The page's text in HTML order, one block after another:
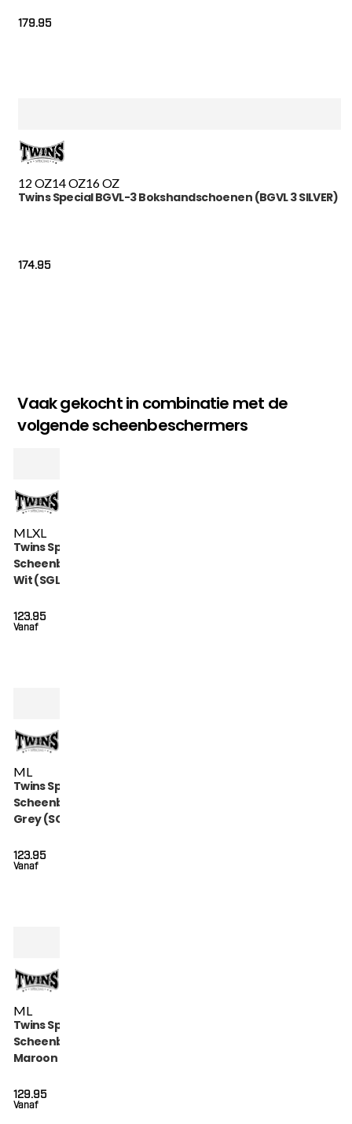
179.95
12 OZ14 OZ16 OZ
Twins Special BGVL-3 Bokshandschoenen (BGVL 3 SILVER)
174.95
Vaak gekocht in combinatie met de
volgende scheenbeschermers
ML XL
Twins Special
Scheenbeschermers
Wit (SGL 7 WHITE)
Vanaf
123.95
ML
Twins Special
Scheenbeschermers
Grey (SGL 7 GREY)
Vanaf
123.95
ML
Twins Special
Scheenbeschermers
Maroon (SGL 7
Vanaf
129.95